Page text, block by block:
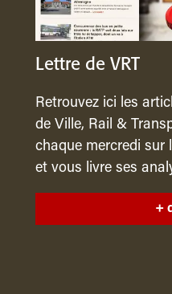
Lettre de VRT
Retrouvez ici les
de Ville, Rail &
chaque mercredi sur
et vous livre ses
+